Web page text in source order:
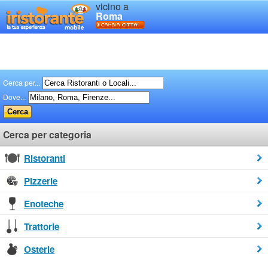
vicino a
Roma
Cerca per...
Dove...
Cerca per categoria
Ristoranti
Pizzerie
Enoteche
Trattorie
Osterie